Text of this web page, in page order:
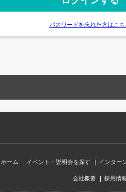
パスワードを忘れた方はこち
ホーム イベント・説明会を探す インター
会社概要 採用情